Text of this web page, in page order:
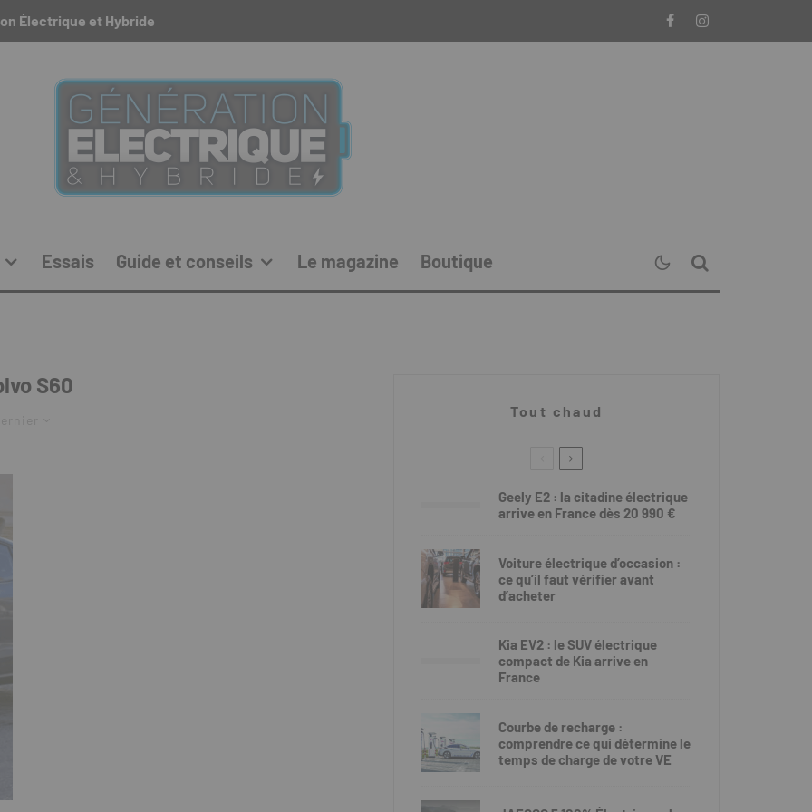
Électrique et Hybride
Essais Guide et conseils Le magazine Boutique
S60
Tout chaud
Geely E2 : la citadine électrique
arrive en France dès 20 990 €
Voiture électrique d’occasion :
ce qu’il faut vérifier avant
d’acheter
Kia EV2 : le SUV électrique
compact de Kia arrive en
France
Courbe de recharge :
comprendre ce qui détermine le
temps de charge de votre VE